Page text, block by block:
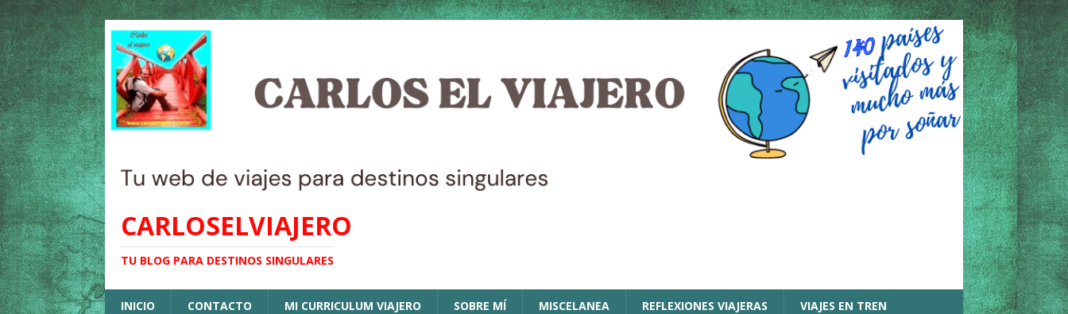
CARLOSELVIAJERO
TU BLOG PARA DESTINOS SINGULARES
INICIO CONTACTO MI CURRICULUM VIAJERO SOBRE MÍ MISCELANEA REFLEXIONES VIAJERAS VIAJES EN TREN